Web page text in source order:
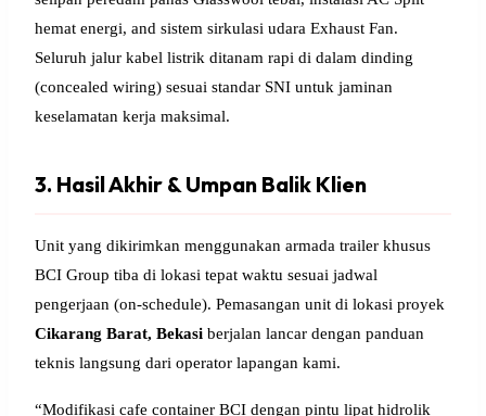
hemat energi, and sistem sirkulasi udara Exhaust Fan.
Seluruh jalur kabel listrik ditanam rapi di dalam dinding
(concealed wiring) sesuai standar SNI untuk jaminan
keselamatan kerja maksimal.
3. Hasil Akhir & Umpan Balik Klien
Unit yang dikirimkan menggunakan armada trailer khusus
BCI Group tiba di lokasi tepat waktu sesuai jadwal
pengerjaan (on-schedule). Pemasangan unit di lokasi proyek
Cikarang Barat, Bekasi berjalan lancar dengan panduan
teknis langsung dari operator lapangan kami.
“Modifikasi cafe container BCI dengan pintu lipat hidrolik